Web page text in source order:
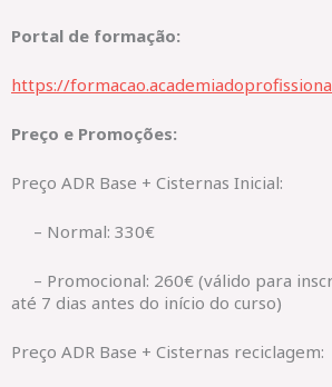
Portal de formação:
https://
Preço e Promoções:
Preço ADR Base + Cisternas Inicial:
– Normal: 330€
– Promocional: 260€ (válido para
até 7 dias antes do início do curso)
Preço ADR Base + Cisternas reciclagem: